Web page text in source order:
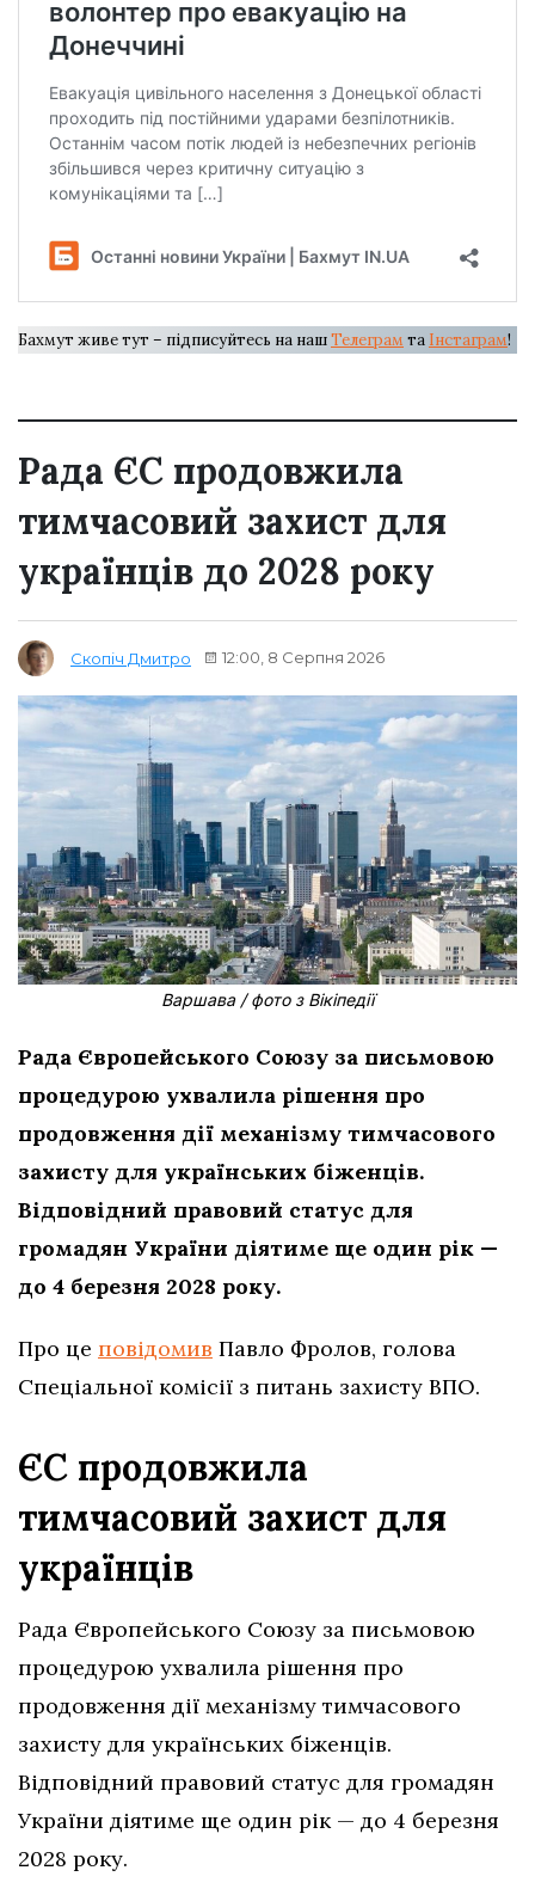
Бахмут живе тут – підписуйтесь на нашТелеграм та Інстаграм!
Рада ЄС продовжила
тимчасовий захист для
українців до 2028 року
Скопіч Дмитро 12:00, 8 Серпня 2026
Варшава / фото з Вікіпедії
Рада Європейського Союзу за письмовою
процедурою ухвалила рішення про
продовження дії механізму тимчасового
захисту для українських біженців.
Відповідний правовий статус для
громадян України діятиме ще один рік —
до 4 березня 2028 року.
Про це повідомив Павло Фролов, голова
Спеціальної комісії з питань захисту ВПО.
ЄС продовжила
тимчасовий захист для
українців
Рада Європейського Союзу за письмовою
процедурою ухвалила рішення про
продовження дії механізму тимчасового
захисту для українських біженців.
Відповідний правовий статус для громадян
України діятиме ще один рік — до 4 березня
2028 року.